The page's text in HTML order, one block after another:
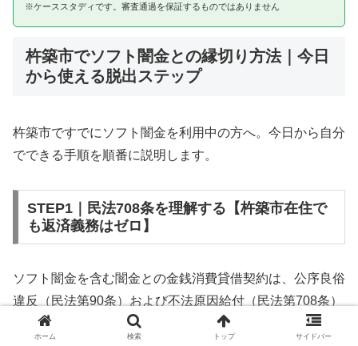
※ケーススタディです。審査通過を保証するものではありません
杵築市でソフト闇金との縁切り方法｜今日
から使える脱出ステップ
杵築市ですでにソフト闇金を利用中の方へ。今日から自分
でできる手順を順番に説明します。
STEP1｜民法708条を理解する【杵築市在住で
も返済義務はゼロ】
ソフト闇金を含む闇金との金銭消費貸借契約は、公序良俗
違反（民法第90条）および不法原因給付（民法第708条）
に該当するため、法的には無効です。杵築市在住であって
ホーム 検索 トップ サイドバー